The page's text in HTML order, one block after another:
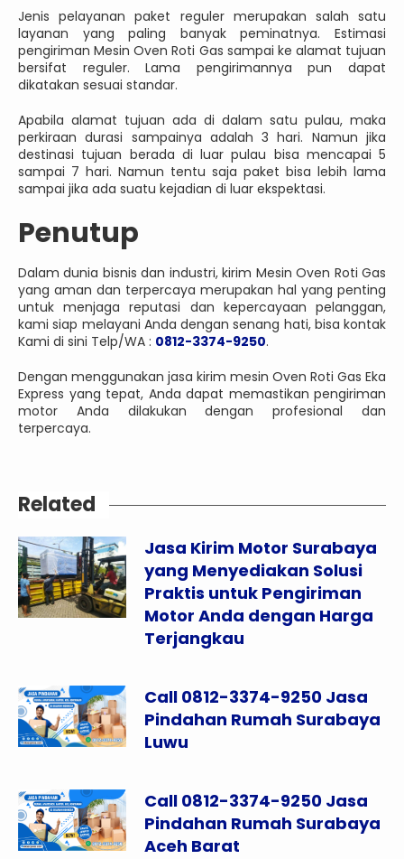
Jenis pelayanan paket reguler merupakan salah satu
layanan yang paling banyak peminatnya. Estimasi
pengiriman Mesin Oven Roti Gas sampai ke alamat tujuan
bersifat reguler. Lama pengirimannya pun dapat
dikatakan sesuai standar.
Apabila alamat tujuan ada di dalam satu pulau, maka
perkiraan durasi sampainya adalah 3 hari. Namun jika
destinasi tujuan berada di luar pulau bisa mencapai 5
sampai 7 hari. Namun tentu saja paket bisa lebih lama
sampai jika ada suatu kejadian di luar ekspektasi.
Penutup
Dalam dunia bisnis dan industri, kirim Mesin Oven Roti Gas
yang aman dan terpercaya merupakan hal yang penting
untuk menjaga reputasi dan kepercayaan pelanggan,
kami siap melayani Anda dengan senang hati, bisa kontak
Kami di sini Telp/WA : 0812-3374-9250.
Dengan menggunakan jasa kirim mesin Oven Roti Gas Eka
Express yang tepat, Anda dapat memastikan pengiriman
motor Anda dilakukan dengan profesional dan
terpercaya.
Related
Jasa Kirim Motor Surabaya
yang Menyediakan Solusi
Praktis untuk Pengiriman
Motor Anda dengan Harga
Terjangkau
Call 0812-3374-9250 Jasa
Pindahan Rumah Surabaya
Luwu
Call 0812-3374-9250 Jasa
Pindahan Rumah Surabaya
Aceh Barat